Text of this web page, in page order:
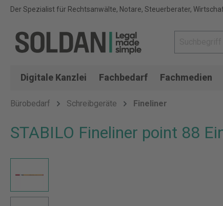
Der Spezialist für Rechtsanwälte, Notare, Steuerberater,
Digitale Kanzlei Fachbedarf Fachmedien
Bürobedarf Schreibgeräte Fineliner
STABILO Fineliner point 88